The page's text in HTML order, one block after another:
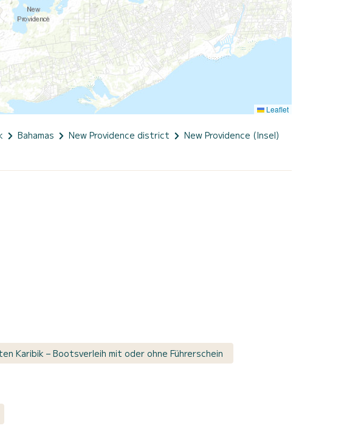
Leaflet
Bahamas New Providence district
New Providence (Insel)
Karibik – Bootsverleih mit oder ohne Führerschein